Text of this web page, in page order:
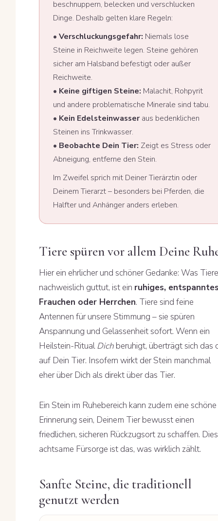
beschnuppern, belecken und verschlucken
Dinge. Deshalb gelten klare Regeln:
• Verschluckungsgefahr: Niemals lose
Steine in Reichweite legen. Steine gehören
sicher am Halsband befestigt oder außer
Reichweite.
• Keine giftigen Steine: Malachit, Rohpyrit
und andere problematische Minerale sind tabu.
• Kein Edelsteinwasser aus bedenklichen
Steinen ins Trinkwasser.
• Beobachte Dein Tier: Zeigt es Stress oder
Abneigung, entferne den Stein.
Im Zweifel sprich mit Deiner Tierärztin oder
Deinem Tierarzt – besonders bei Pferden, die
Halfter und Anhänger anders erleben.
Tiere spüren vor allem Deine
Hier ein ehrlicher und schöner Gedanke: Was
nachweislich guttut, ist ein ruhiges,
Frauchen oder Herrchen. Tiere sind feine
Antennen für unsere Stimmung – sie spüren
Anspannung und Gelassenheit sofort. Wenn ein
Heilstein-RitualDichberuhigt, überträgt sich das
auf Dein Tier. Insofern wirkt der Stein manchmal
eher über Dich als direkt über das Tier.
Ein Stein im Ruhebereich kann zudem eine schöne
Erinnerung sein, Deinem Tier bewusst einen
friedlichen, sicheren Rückzugsort zu schaffen.
achtsame Fürsorge ist das, was wirklich zählt.
Sanfte Steine, die traditionell
genutzt werden